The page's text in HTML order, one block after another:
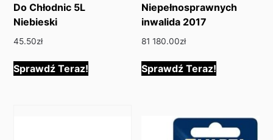
Do Chłodnic 5L
Niebieski
45.50zł
Sprawdź Teraz!
Niepełnosprawnych
inwalida 2017
81 180.00zł
Sprawdź Teraz!